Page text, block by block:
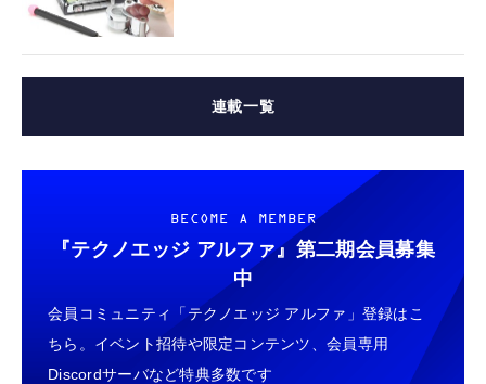
連載一覧
BECOME A MEMBER
『テクノエッジ アルファ』 第二期会員募集
中
会員コミュニティ「テクノエッジ アルファ」登録はこ
ちら。イベント招待や限定コンテンツ、会員専用
Discordサーバなど特典多数です